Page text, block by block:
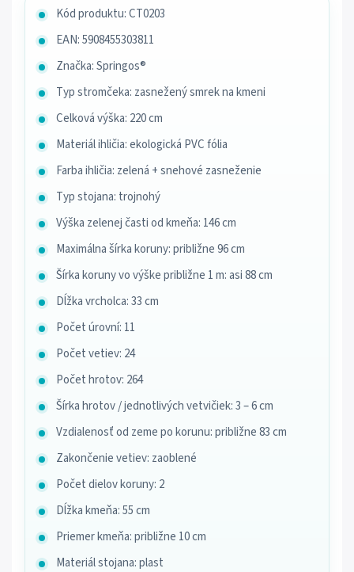
Kód produktu: CT0203
EAN: 5908455303811
Značka: Springos®
Typ stromčeka: zasnežený smrek na kmeni
Celková výška: 220 cm
Materiál ihličia: ekologická PVC fólia
Farba ihličia: zelená + snehové zasneženie
Typ stojana: trojnohý
Výška zelenej časti od kmeňa: 146 cm
Maximálna šírka koruny: približne 96 cm
Šírka koruny vo výške približne 1 m: asi 88 cm
Dĺžka vrcholca: 33 cm
Počet úrovní: 11
Počet vetiev: 24
Počet hrotov: 264
Šírka hrotov / jednotlivých vetvičiek: 3 – 6 cm
Vzdialenosť od zeme po korunu: približne 83 cm
Zakončenie vetiev: zaoblené
Počet dielov koruny: 2
Dĺžka kmeňa: 55 cm
Priemer kmeňa: približne 10 cm
Materiál stojana: plast